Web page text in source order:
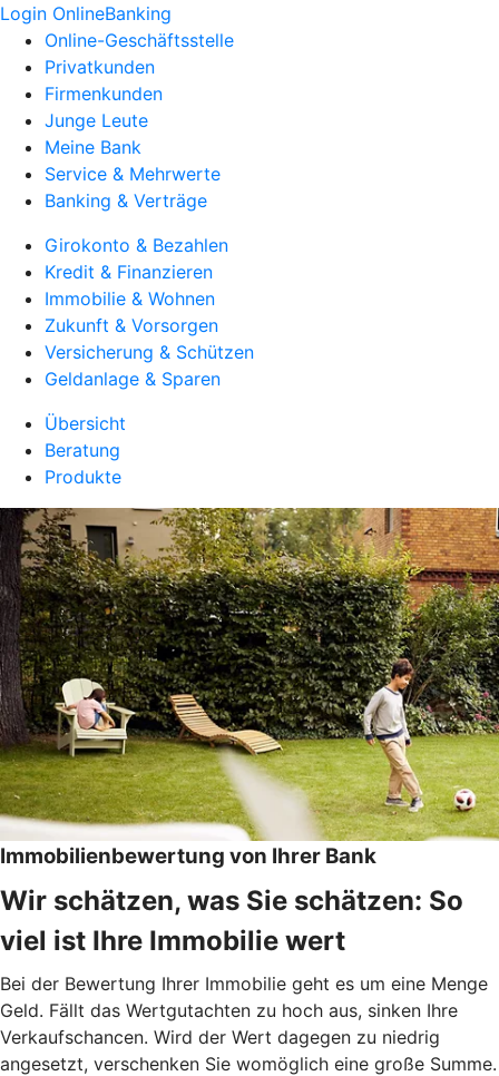
Login OnlineBanking
Online-Geschäftsstelle
Privatkunden
Firmenkunden
Junge Leute
Meine Bank
Service & Mehrwerte
Banking & Verträge
Girokonto & Bezahlen
Kredit & Finanzieren
Immobilie & Wohnen
Zukunft & Vorsorgen
Versicherung & Schützen
Geldanlage & Sparen
Übersicht
Beratung
Produkte
Immobilienbewertung von Ihrer Bank
Wir schätzen, was Sie schätzen: So
viel ist Ihre Immobilie wert
Bei der Bewertung Ihrer Immobilie geht es um eine Menge
Geld. Fällt das Wertgutachten zu hoch aus, sinken Ihre
Verkaufschancen. Wird der Wert dagegen zu niedrig
angesetzt, verschenken Sie womöglich eine große Summe.